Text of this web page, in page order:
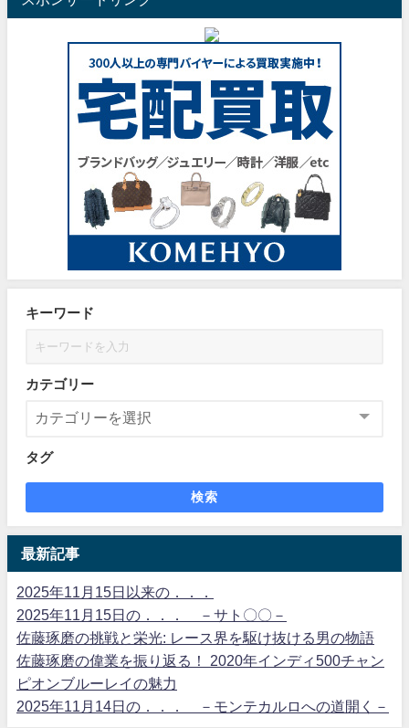
キーワード
カテゴリー
タグ
検索
最新記事
2025年11月15日以来の．．．
2025年11月15日の．．． －サト〇〇－
佐藤琢磨の挑戦と栄光: レース界を駆け抜ける男の物語
佐藤琢磨の偉業を振り返る！ 2020年インディ500チャン
ピオンブルーレイの魅力
2025年11月14日の．．． －モンテカルロへの道開く－